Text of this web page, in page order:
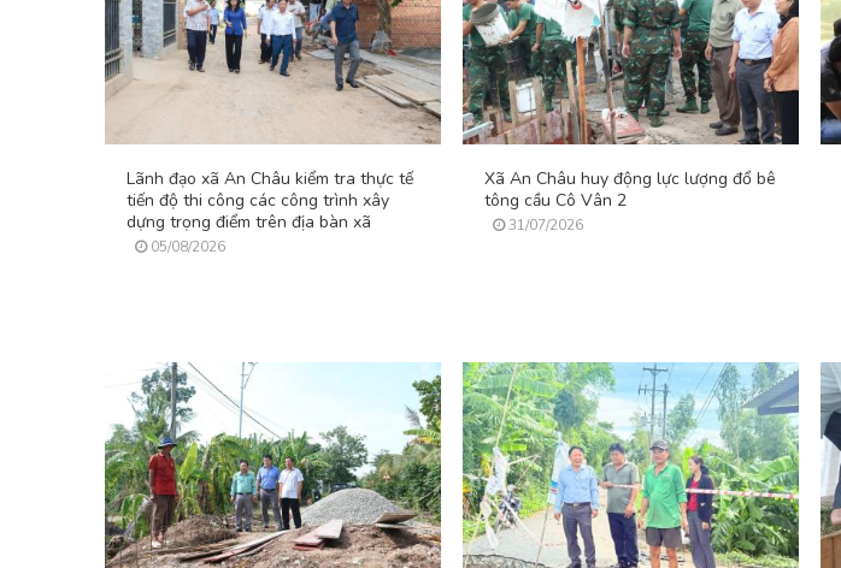
Lãnh đạo xã An Châu kiểm tra thực tế
tiến độ thi công các công trình xây
dựng trọng điểm trên địa bàn xã
05/08/2026
Xã An Châu huy động lực lượng đổ bê
tông cầu Cô Vân 2
31/07/2026